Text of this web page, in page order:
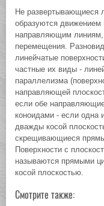
Не развертывающиеся
образуются
направляющим линиям,
перемещения.
линейчатые
частные их виды -
параллелизма
направляющей
если обе
коноидами - если одна
дважды косой
скрещивающиеся
Поверхности с
называются прямыми
косой плоскостью.
Смотрите также: